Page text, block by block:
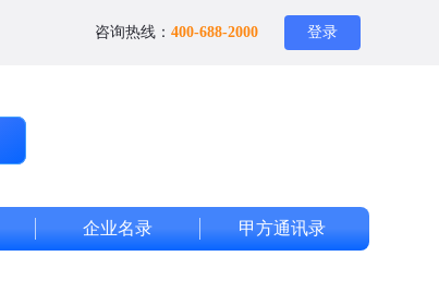
咨询热线： 400-688-2000 登录
企业名录 甲方通讯录